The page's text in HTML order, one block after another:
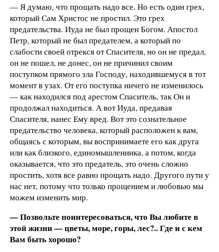
— Я думаю, что прощать надо все. Но есть один грех,
который Сам Христос не простил. Это грех
предательства. Иуда не был прощен Богом. Апостол
Петр, который не был предателем, а который по
слабости своей отрекся от Спасителя, но он не предал,
он не пошел, не донес, он не причинил своим
поступком прямого зла Господу, находившемуся в тот
момент в узах. От его поступка ничего не изменилось
— как находился под арестом Спаситель, так Он и
продолжал находиться. А вот Иуда, предавая
Спасителя, нанес Ему вред. Вот это сознательное
предательство человека, который расположен к вам,
общаясь с которым, вы воспринимаете его как друга
или как близкого, единомышленника, а потом, когда
оказывается, что это предатель, это очень сложно
простить, хотя все равно прощать надо. Другого пути у
нас нет, потому что только прощением и любовью мы
можем изменить мир.
— Позвольте поинтересоваться, что Вы любите в
этой жизни — цветы, море, горы, лес?.. Где и с кем
Вам быть хорошо?